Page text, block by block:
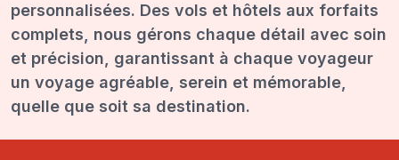
personnalisées. Des vols et hôtels aux forfaits
complets, nous gérons chaque détail avec soin
et précision, garantissant à chaque voyageur
un voyage agréable, serein et mémorable,
quelle que soit sa destination.